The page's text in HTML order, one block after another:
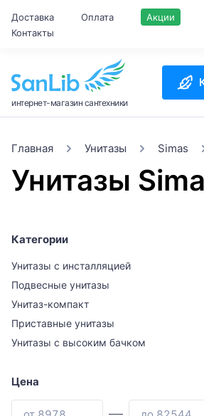
Доставка Оплата Акции
Контакты
интернет-магазин сантехники
Главная Унитазы Simas
Унитазы
Категории
Унитазы с инсталляцией
Подвесные унитазы
Унитаз-компакт
Приставные унитазы
Унитазы с высоким бачком
Цена